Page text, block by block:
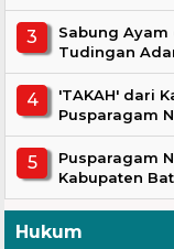
Sabung
Tudingan
'TAKAH' dari
Pusparagam
Pusparagam
Kabupaten
Hukum